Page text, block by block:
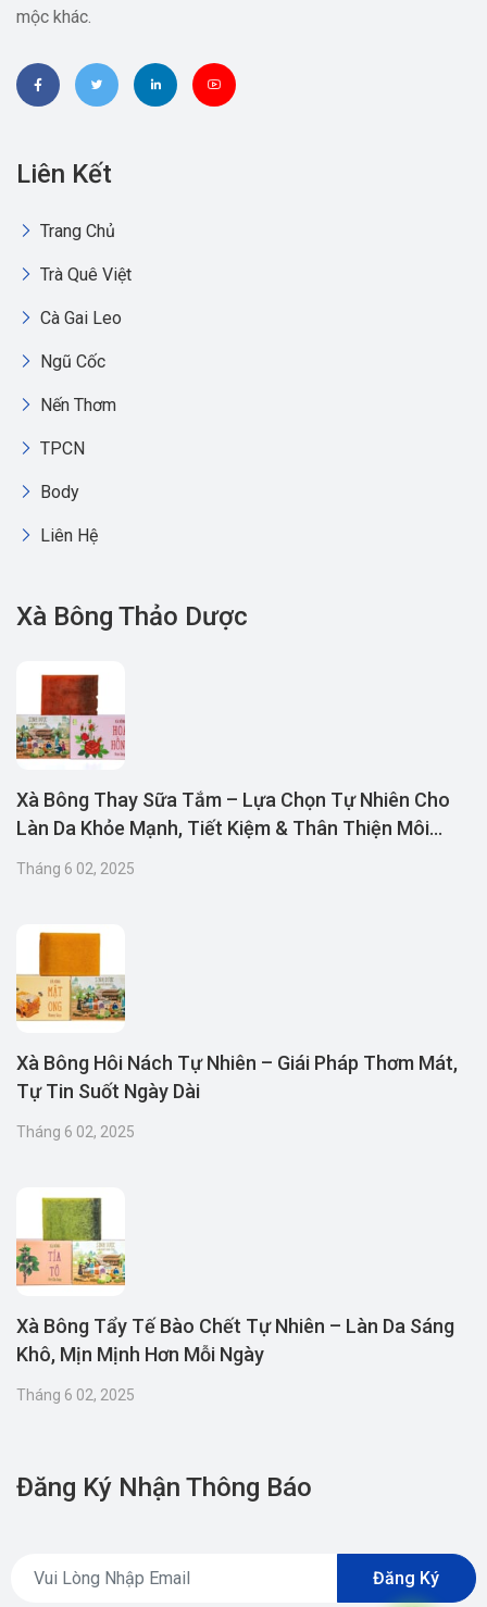
mộc khác.
Liên Kết
Trang Chủ
Trà Quê Việt
Cà Gai Leo
Ngũ Cốc
Nến Thơm
TPCN
Body
Liên Hệ
Xà Bông Thảo Dược
Xà Bông Thay Sữa Tắm – Lựa Chọn Tự Nhiên Cho
Làn Da Khỏe Mạnh, Tiết Kiệm & Thân Thiện Môi
Tháng 6 02, 2025
Xà Bông Hôi Nách Tự Nhiên – Giái Pháp Thơm Mát,
Tự Tin Suốt Ngày Dài
Tháng 6 02, 2025
Xà Bông Tẩy Tế Bào Chết Tự Nhiên – Làn Da Sáng
Khô, Mịn Mịnh Hơn Mỗi Ngày
Tháng 6 02, 2025
Đăng Ký Nhận Thông Báo
Đăng Ký